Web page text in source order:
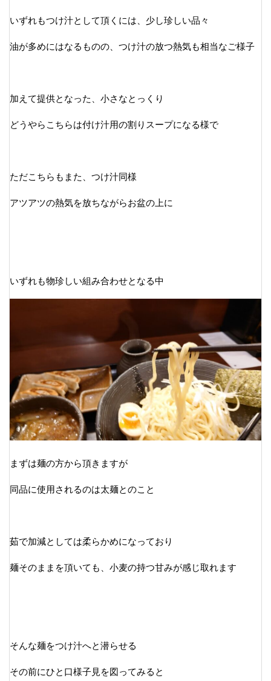
いずれもつけ汁として頂くには、少し珍しい品々
油が多めにはなるものの、つけ汁の放つ熱気も相当なご様子
加えて提供となった、小さなとっくり
どうやらこちらは付け汁用の割りスープになる様で
ただこちらもまた、つけ汁同様
アツアツの熱気を放ちながらお盆の上に
いずれも物珍しい組み合わせとなる中
まずは麺の方から頂きますが
同品に使用されるのは太麺とのこと
茹で加減としては柔らかめになっており
麺そのままを頂いても、小麦の持つ甘みが感じ取れます
そんな麺をつけ汁へと潜らせる
その前にひと口様子見を図ってみると